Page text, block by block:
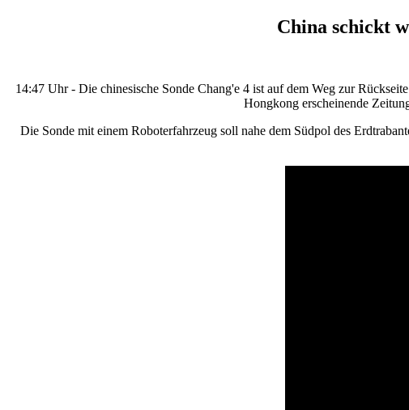
China schickt
14:47 Uhr - Die chinesische Sonde Chang'e 4 ist auf dem Weg zur
Hongkong erscheinende
Die Sonde mit einem Roboterfahrzeug soll nahe dem Südpol des